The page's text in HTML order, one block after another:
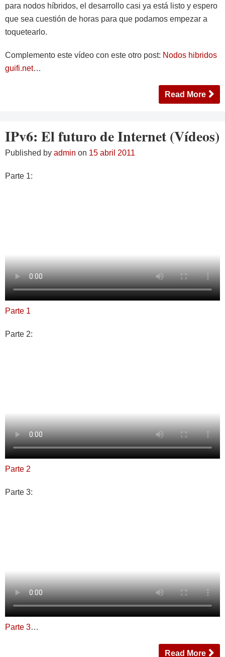
para nodos híbridos, el desarrollo casi ya está listo y espero
que sea cuestión de horas para que podamos empezar a
toquetearlo.
Complemento este vídeo con este otro post: Nodos hibridos
guifi.net…
Read More
IPv6: El futuro de Internet (Vídeos)
Published by admin on 15 abril 2011
Parte 1:
Parte 1
Parte 2:
Parte 2
Parte 3:
Parte 3…
Read More